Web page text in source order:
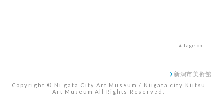
PageTop
新潟市美術館
Copyright © Niigata City Art Museum / Niigata city Niitsu
Art Museum All Rights Reserved.